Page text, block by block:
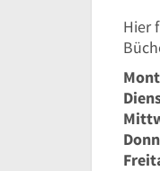
Hier